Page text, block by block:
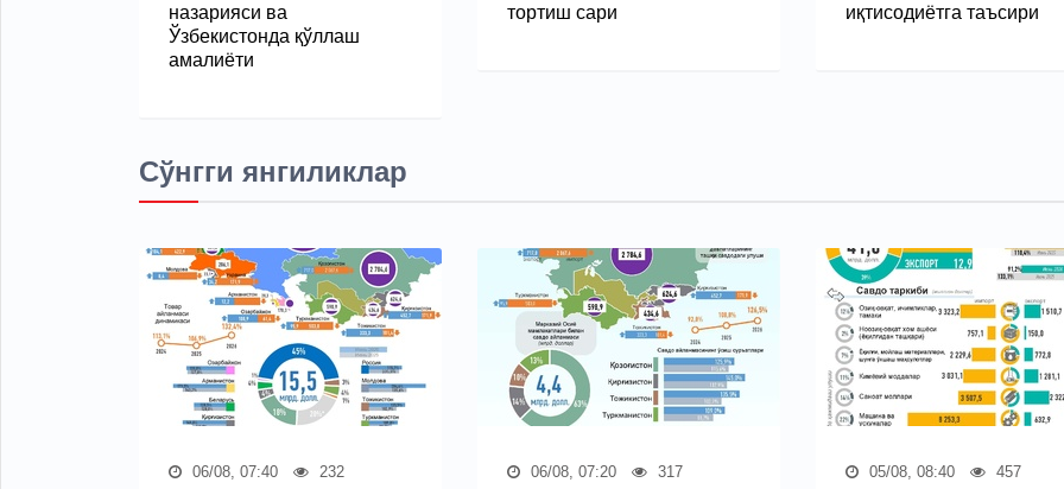
назарияси ва
Ўзбекистонда қўллаш
амалиёти
тортиш сари
иқтисодиётга таъсири
Сўнгги янгиликлар
06/08, 07:40 232 06/08, 07:20 317 05/08, 08:40 457